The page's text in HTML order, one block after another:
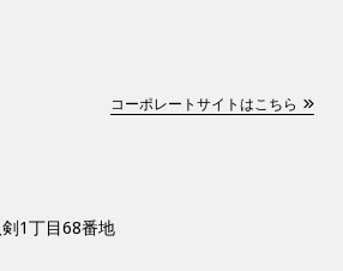
コーポレートサイトはこちら
1丁目68番地